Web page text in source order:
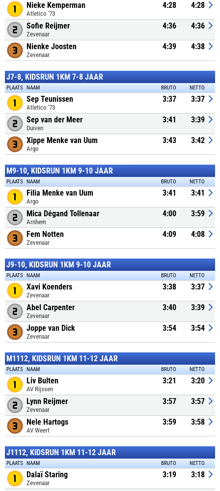
Nieke Kemperman
Atletico '73
4:28 4:28
Sofie Reijmer
Zevenaar
4:36 4:36
Nienke Joosten
Zevenaar
4:39 4:38
J7-8, KIDSRUN 1KM 7-8 JAAR
PLAATS NAAM BRUTO NETTO
Sep Teunissen
Atletico '73
3:37 3:37
Sep van der Meer
Duiven
3:41 3:39
Xippe Menke van Uum
Argo
3:43 3:42
M9-10, KIDSRUN 1KM 9-10 JAAR
PLAATS NAAM BRUTO NETTO
Filia Menke van Uum
Argo
3:41 3:41
Mica Dégand Tollenaar
Arnhem
4:00 3:59
Fem Notten
Zevenaar
4:09 4:08
J9-10, KIDSRUN 1KM 9-10 JAAR
PLAATS NAAM BRUTO NETTO
Xavi Koenders
Zevenaar
3:38 3:37
Abel Carpenter
Zevenaar
3:40 3:39
Joppe van Dick
Zevenaar
3:54 3:54
M1112, KIDSRUN 1KM 11-12 JAAR
PLAATS NAAM BRUTO NETTO
Liv Bulten
AV Rijssen
3:21 3:20
Lynn Reijmer
Zevenaar
3:57 3:57
Nele Hartogs
AV Weert
3:59 3:58
J1112, KIDSRUN 1KM 11-12 JAAR
PLAATS NAAM BRUTO NETTO
Dalaï Staring
Zevenaar
3:19 3:18